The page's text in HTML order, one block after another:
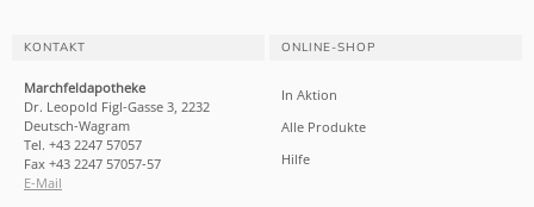
KONTAKT
Marchfeldapotheke
Dr. Leopold Figl-Gasse 3, 2232
Deutsch-Wagram
Tel. +43 2247 57057
Fax +43 2247 57057-57
E-Mail
ONLINE-SHOP
In Aktion
Alle Produkte
Hilfe